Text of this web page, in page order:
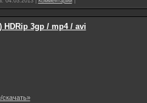
HDRip 3gp / mp4 / avi